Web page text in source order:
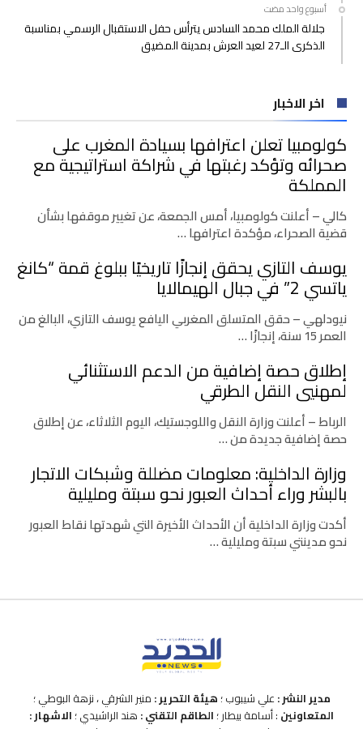
‫‫‫‏‫أسبوع واحد مضت‬
جلالة الملك محمد السادس يترأس حفل الاستقبال الرسمي بمناسبة
الذكرى الـ27 لعيد العرش بمدينة المضيق
اخر الاخبار
كولومبيا تعلن اعترافها بسيادة المغرب على
صحرائه وتؤكد رغبتها في شراكة استراتيجية مع
المملكة
كالي – أعلنت كولومبيا، أمس الجمعة، عن تغيير موقفها بشأن
قضية الصحراء، مؤكدة اعترافها …
يوسف التازي يحقق إنجازًا تاريخيًا ببلوغ قمة “كانغ
ياتسي 2” في جبال الهيمالايا
نيودلهي – حقق المتسلق المغربي اليافع يوسف التازي، البالغ من
العمر 15 سنة، إنجازًا …
إطلاق حصة إضافية من الدعم الاستثنائي
لمهنيي النقل الطرقي
الرباط – أعلنت وزارة النقل واللوجستيك، اليوم الثلاثاء، عن إطلاق
حصة إضافية جديدة من …
وزارة الداخلية: معلومات مضللة وشبكات الاتجار
بالبشر وراء أحداث العبور نحو سبتة ومليلية
أكدت وزارة الداخلية أن الأحداث الأخيرة التي شهدتها نقاط العبور
نحو مدينتي سبتة ومليلية …
مدير النشر : علي شيبوب ؛ هيئة التحرير : منير الشرقي ، نزهة البوطي ؛
المتعاونين : أسامة بيطار ؛ الطاقم التقني : هند الراشيدي ؛ الاشهار :